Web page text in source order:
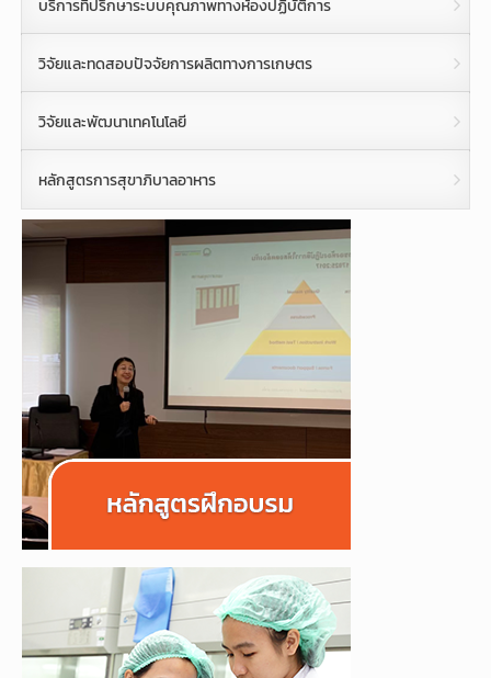
บริการที่ปรึกษาระบบคุณภาพทางห้องปฏิบัติการ
วิจัยและทดสอบปัจจัยการผลิตทางการเกษตร
วิจัยและพัฒนาเทคโนโลยี
หลักสูตรการสุขาภิบาลอาหาร